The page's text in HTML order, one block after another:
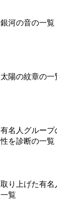
銀河の音の一覧
太陽の紋章の一
有名人グループ
性を診断の一覧
取り上げた有
一覧